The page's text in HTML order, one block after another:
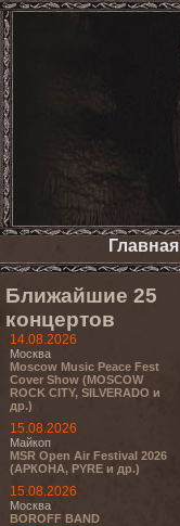
Главная
Ближайшие 25
концертов
14.08.2026
Москва
Moscow Music Peace Fest
Cover Show (MOSCOW
ROCK CITY, SILVERADO и
др.)
15.08.2026
Майкоп
MSR Open Air Festival 2026
(АРКОНА, PYRE и др.)
15.08.2026
Москва
BOROFF BAND